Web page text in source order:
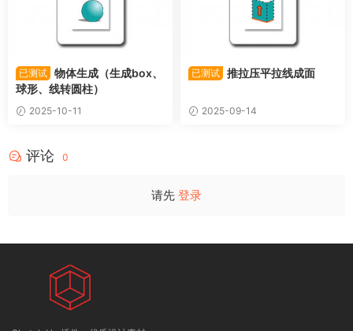
已测试 物体生成（生成box、
球形、线转圆柱）
2025-10-11
已测试 推拉压平拉线成面
2025-09-14
评论 0
请先 登录